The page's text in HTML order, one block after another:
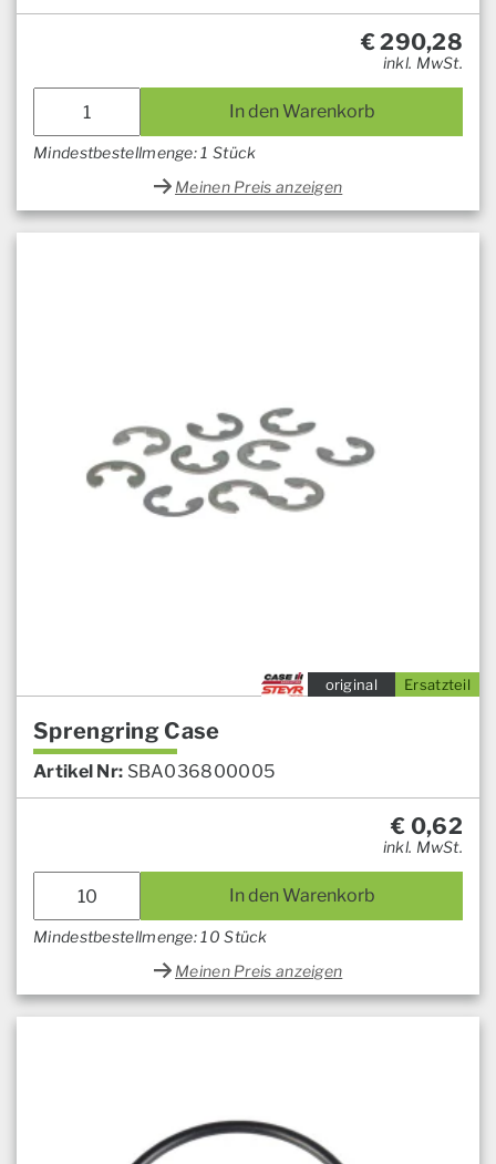
€290,28
inkl. MwSt.
In den Warenkorb
Mindestbestellmenge: 1 Stück
Meinen Preis anzeigen
Ersatzteil
original
Sprengring Case
Artikel Nr: SBA036800005
€ 0,62
inkl. MwSt.
In den Warenkorb
Mindestbestellmenge: 10 Stück
Meinen Preis anzeigen